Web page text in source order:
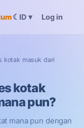
☾ ID ▾ Log in
kotak masuk dari
kotak
pun?
mana pun dengan